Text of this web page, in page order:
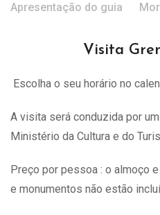
Apresentação do guia
Visita
Escolha o seu horário no
A visita será conduzida por
Ministério da Cultura e do
Preço por pessoa : o almoço
e monumentos não estão